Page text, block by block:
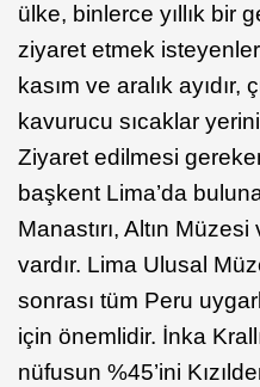
ülke, binlerce yıllık bir
ziyaret etmek
kasım ve aralık
kavurucu sıcaklar
Ziyaret edilmesi
başkent Lima’da
Manastırı, Altın
vardır. Lima Ulusal
sonrası tüm Peru
için önemlidir. İnka
nüfusun %45’ini